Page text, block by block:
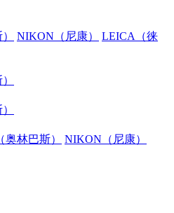
NIKON（尼康）
LEICA（徕
奥林巴斯）
NIKON（尼康）